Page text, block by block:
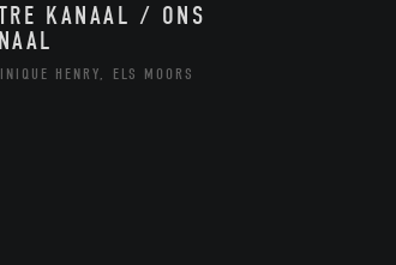
KANAAL / ONS
HENRY, ELS MOORS